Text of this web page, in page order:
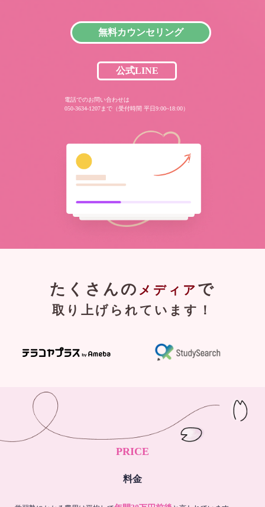
無料カウンセリング
公式LINE
電話でのお問い合わせは
050-3634-1207まで（受付時間 平日9:00~18:00）
たくさんの メディア で
取り上げられています！
PRICE
料金